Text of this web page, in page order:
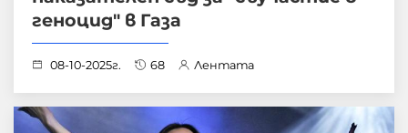
геноцид" в Газа
08-10-2025г. 68 Лентата